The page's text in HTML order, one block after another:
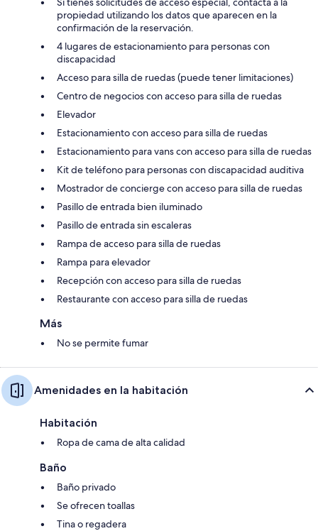
propiedad utilizando los datos que aparecen en la
confirmación de la reservación.
4 lugares de estacionamiento para personas con
discapacidad
Acceso para silla de ruedas (puede tener limitaciones)
Centro de negocios con acceso para silla de ruedas
Elevador
Estacionamiento con acceso para silla de ruedas
Estacionamiento para vans con acceso para silla de ruedas
Kit de teléfono para personas con discapacidad auditiva
Mostrador de concierge con acceso para silla de ruedas
Pasillo de entrada bien iluminado
Pasillo de entrada sin escaleras
Rampa de acceso para silla de ruedas
Rampa para elevador
Recepción con acceso para silla de ruedas
Restaurante con acceso para silla de ruedas
Más
No se permite fumar
Amenidades en la habitación
Habitación
Ropa de cama de alta calidad
Baño
Baño privado
Se ofrecen toallas
Tina o regadera